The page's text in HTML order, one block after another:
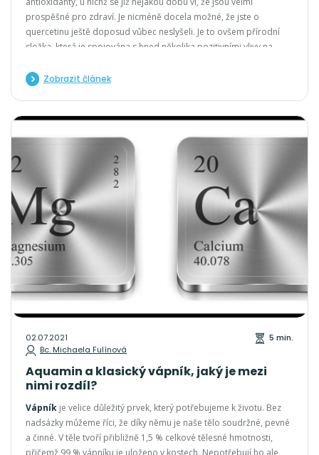
prospěšné pro zdraví. Je nicméně docela možné, že jste o
quercetinu ještě doposud vůbec neslyšeli. Je to ovšem přírodní
složka, která je spojována s hned několika pozitivními vlivy na
dávkách dodáváte pravidelně
Zobrazit článek
02.07.2021
Bc. Michaela Fulínová
5 min.
Aquamin a klasický vápník, jaký je mezi
nimi rozdíl?
Vápník je velice důležitý prvek, který potřebujeme k životu. Bez
nadsázky můžeme říci, že díky němu je naše tělo soudržné, pevné
a činné. V těle tvoří přibližně 1,5 % celkové tělesné hmotnosti,
přičemž 99 % vápníku je uloženo v kostech. Nepotřebují ho ale